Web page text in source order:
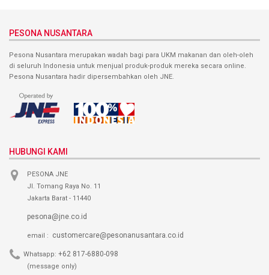
PESONA NUSANTARA
Pesona Nusantara merupakan wadah bagi para UKM makanan dan oleh-oleh
di seluruh Indonesia untuk menjual produk-produk mereka secara online.
Pesona Nusantara hadir dipersembahkan oleh JNE.
HUBUNGI KAMI
PESONA JNE
Jl. Tomang Raya No. 11
Jakarta Barat - 11440
pesona@jne.co.id
email : customercare@pesonanusantara.co.id
Whatsapp: +62 817-6880-098
(message only)